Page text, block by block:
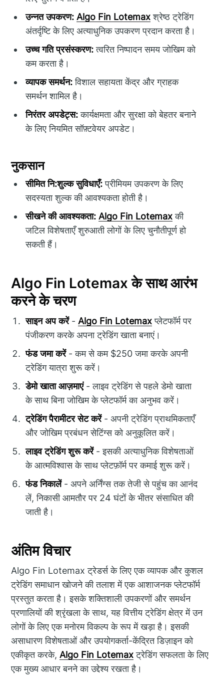
उन्नत उपकरण: Algo Fin Lotemaxश्रेष्ठ ट्रेडिंग
अंतर्दृष्टि के लिए अत्याधुनिक उपकरण प्रदान करता है।
उच्च गति प्रसंस्करण:त्वरित निष्पादन समय जोखिम को
कम करता है।
व्यापक समर्थन:विशाल सहायता केंद्र और ग्राहक
समर्थन शामिल है।
निरंतर अपडेट्स:कार्यक्षमता और सुरक्षा को बेहतर बनाने
के लिए नियमित सॉफ़्टवेयर अपडेट।
नुकसान
सीमित नि:शुल्क सुविधाएँ:प्रीमियम उपकरण के लिए
सदस्यता शुल्क की आवश्यकता होती है।
सीखने की आवश्यकता: Algo Fin Lotemaxकी
जटिल विशेषताएँ शुरुआती लोगों के लिए चुनौतीपूर्ण हो
सकती हैं।
Algo Fin Lotemax के साथ आरंभ
करने के चरण
साइन अप करें-Algo Fin Lotemaxप्लेटफॉर्म पर
पंजीकरण करके अपना ट्रेडिंग खाता बनाएं।
फंड जमा करें- कम से कम $250 जमा करके अपनी
ट्रेडिंग यात्रा शुरू करें।
डेमो खाता आज़माएं- लाइव ट्रेडिंग से पहले डेमो खाता
के साथ बिना जोखिम के प्लेटफॉर्म का अनुभव करें।
ट्रेडिंग पैरामीटर सेट करें- अपनी ट्रेडिंग प्राथमिकताएँ
और जोखिम प्रबंधन सेटिंग्स को अनुकूलित करें।
लाइव ट्रेडिंग शुरू करें- इसकी अत्याधुनिक विशेषताओं
के आत्मविश्वास के साथ प्लेटफ़ॉर्म पर कमाई शुरू करें।
फंड निकालें- अपने अर्निंग्स तक तेजी से पहुंच का आनंद
लें, निकासी आमतौर पर 24 घंटों के भीतर संसाधित की
जाती है।
अंतिम विचार
Algo Fin Lotemax ट्रेडर्स के लिए एक व्यापक और कुशल
ट्रेडिंग समाधान खोजने की तलाश में एक आशाजनक प्लेटफॉर्म
प्रस्तुत करता है। इसके शक्तिशाली उपकरणों और समर्थन
प्रणालियों की श्रृंखला के साथ, यह वित्तीय ट्रेडिंग क्षेत्र में उन
लोगों के लिए एक मनोरम विकल्प के रूप में खड़ा है। इसकी
असाधारण विशेषताओं और उपयोगकर्ता-केंद्रित डिज़ाइन को
एकीकृत करके,Algo Fin Lotemaxट्रेडिंग सफलता के लिए
एक मुख्य आधार बनने का उद्देश्य रखता है।